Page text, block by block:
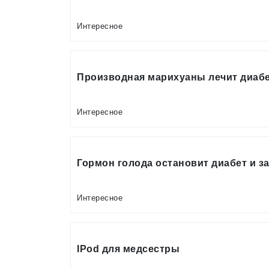
Интересное
Производная марихуаны лечит
Интересное
Гормон голода остановит диабет и
Интересное
IPod для медсестры